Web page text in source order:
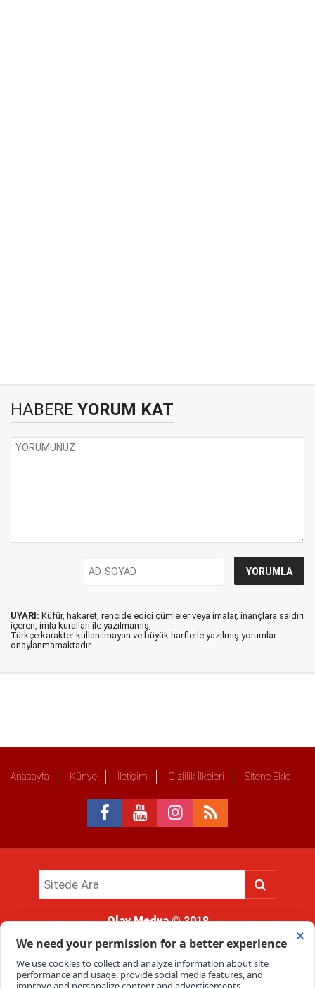
HABERE YORUM KAT
UYARI: Küfür, hakaret, rencide edici cümleler veya imalar, inançlara saldırı
içeren, imla kuralları ile yazılmamış,
Türkçe karakter kullanılmayan ve büyük harflerle yazılmış yorumlar
onaylanmamaktadır.
Anasayfa Künye İletişim Gizlilik İlkeleri Sitene Ekle
Olay Medya© 2018
kullanımı hukuki yaptırıma tabidir.